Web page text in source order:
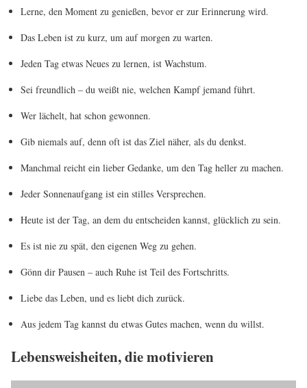
Lerne, den Moment zu genießen, bevor er zur Erinnerung wird.
Das Leben ist zu kurz, um auf morgen zu warten.
Jeden Tag etwas Neues zu lernen, ist Wachstum.
Sei freundlich – du weißt nie, welchen Kampf jemand führt.
Wer lächelt, hat schon gewonnen.
Gib niemals auf, denn oft ist das Ziel näher, als du denkst.
Manchmal reicht ein lieber Gedanke, um den Tag heller zu machen.
Jeder Sonnenaufgang ist ein stilles Versprechen.
Heute ist der Tag, an dem du entscheiden kannst, glücklich zu sein.
Es ist nie zu spät, den eigenen Weg zu gehen.
Gönn dir Pausen – auch Ruhe ist Teil des Fortschritts.
Liebe das Leben, und es liebt dich zurück.
Aus jedem Tag kannst du etwas Gutes machen, wenn du willst.
Lebensweisheiten, die motivieren